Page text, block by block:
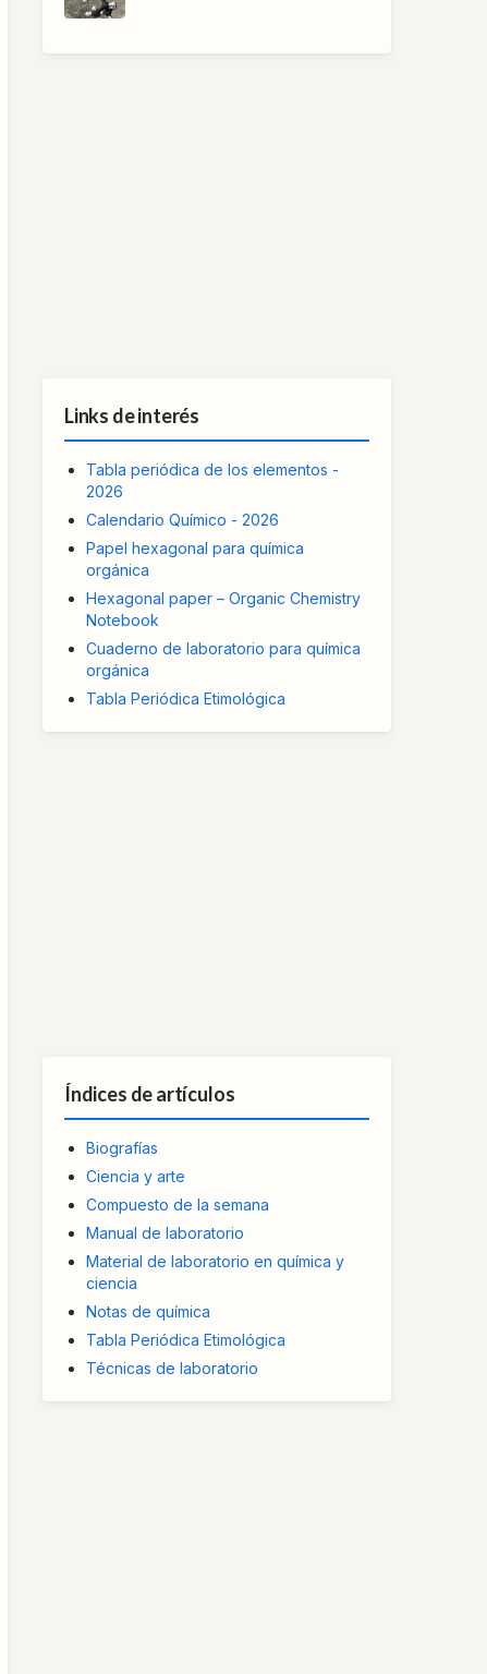
Links de interés
Tabla periódica de los elementos -
2026
Calendario Químico - 2026
Papel hexagonal para química
orgánica
Hexagonal paper – Organic Chemistry
Notebook
Cuaderno de laboratorio para química
orgánica
Tabla Periódica Etimológica
Índices de artículos
Biografías
Ciencia y arte
Compuesto de la semana
Manual de laboratorio
Material de laboratorio en química y
ciencia
Notas de química
Tabla Periódica Etimológica
Técnicas de laboratorio